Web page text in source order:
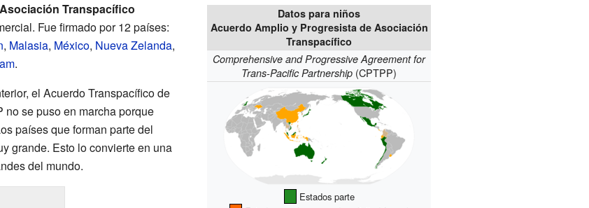
Datos para niños
Acuerdo Amplio y Progresista de Asociación
Transpacífico
Comprehensive and Progressive Agreement for
Trans-Pacific Partnership (CPTPP)
Estados parte
Transpacífico
Fue firmado por 12 países:
, Malasia, México, Nueva Zelanda,
.
el Acuerdo Transpacífico de
se puso en marcha porque
países que forman parte del
grande. Esto lo convierte en una
del mundo.